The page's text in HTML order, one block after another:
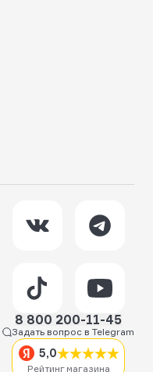
8 800 200-11-45
Задать вопрос в Telegram
5,0
Рейтинг магазина